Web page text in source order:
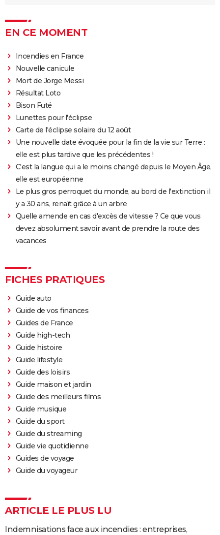
EN CE MOMENT
Incendies en France
Nouvelle canicule
Mort de Jorge Messi
Résultat Loto
Bison Futé
Lunettes pour l'éclipse
Carte de l'éclipse solaire du 12 août
Une nouvelle date évoquée pour la fin de la vie sur Terre :
elle est plus tardive que les précédentes !
C'est la langue qui a le moins changé depuis le Moyen Âge,
elle est européenne
Le plus gros perroquet du monde, au bord de l'extinction il
y a 30 ans, renaît grâce à un arbre
Quelle amende en cas d'excès de vitesse ? Ce que vous
devez absolument savoir avant de prendre la route des
vacances
FICHES PRATIQUES
Guide auto
Guide de vos finances
Guides de France
Guide high-tech
Guide histoire
Guide lifestyle
Guide des loisirs
Guide maison et jardin
Guide des meilleurs films
Guide musique
Guide du sport
Guide du streaming
Guide vie quotidienne
Guides de voyage
Guide du voyageur
ARTICLE LE PLUS LU
Indemnisations face aux incendies : entreprises,